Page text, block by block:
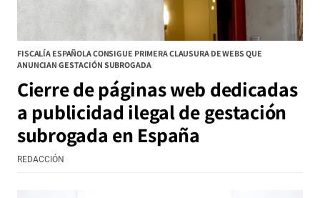
FISCALÍA ESPAÑOLA CONSIGUE PRIMERA CLAUSURA DE WEBS QUE
ANUNCIAN GESTACIÓN SUBROGADA
Cierre de páginas web dedicadas
a publicidad ilegal de gestación
subrogada en España
REDACCIÓN